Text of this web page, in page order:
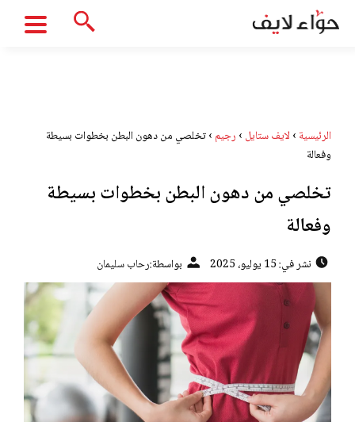
الرئيسية › لايف ستايل › رجيم ›تخلصي من دهون البطن بخطوات بسيطة
وفعالة
تخلصي من دهون البطن بخطوات بسيطة
وفعالة
نشر في: 15 يوليو، 2025 بواسطة:رحاب سليمان